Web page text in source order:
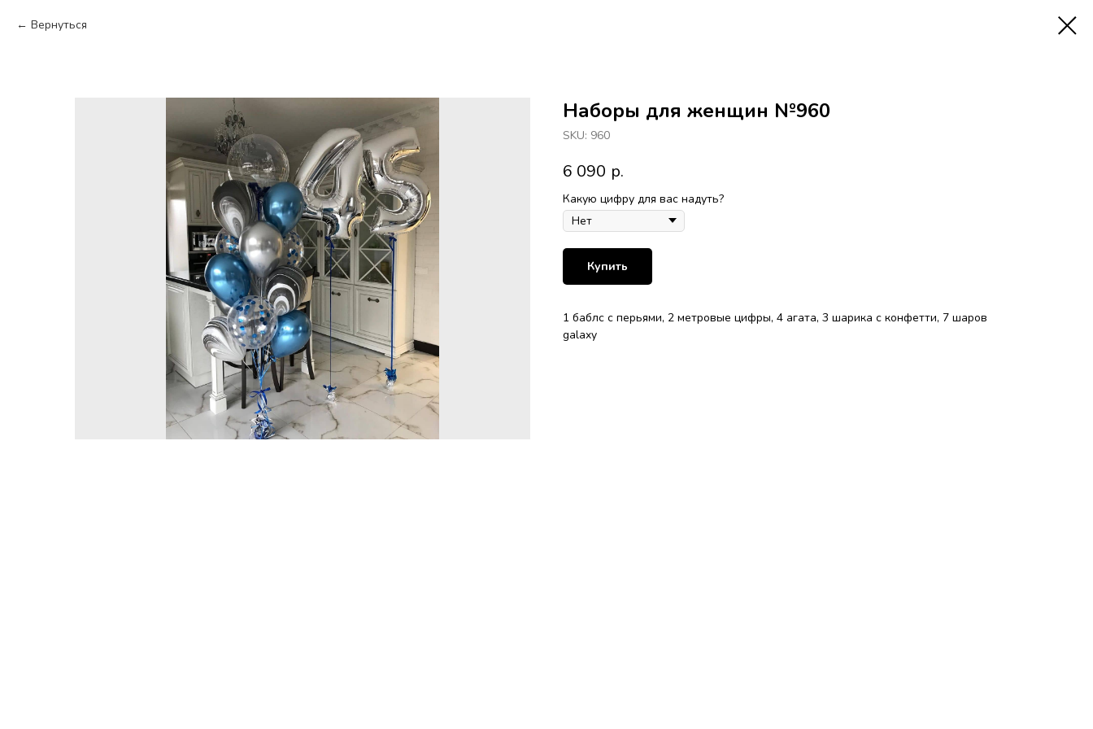
Вернуться
Наборы для женщин №960
SKU: 960
6 090 р.
Какую цифру для вас надуть?
Купить
1 баблс с перьями, 2 метровые цифры, 4 агата, 3 шарика с конфетти, 7 шаров
galaxy